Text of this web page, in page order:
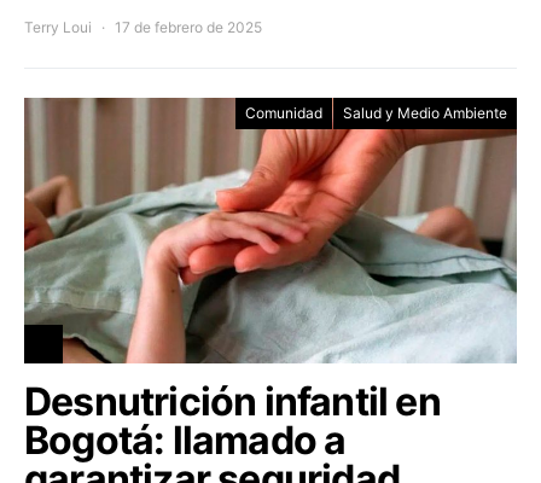
Terry Loui 17 de febrero de 2025
Comunidad Salud y Medio Ambiente
Desnutrición infantil en
Bogotá: llamado a